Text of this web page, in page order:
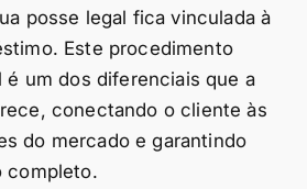
posse legal fica vinculada à
Este procedimento
é um dos diferenciais que a
conectando o cliente às
do mercado e garantindo
completo.